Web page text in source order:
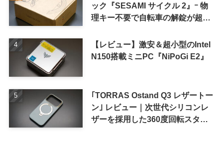
ック『SESAMI サイクル 2』ｰ 物
理キー不要で自転車の解錠が超簡
【レビュー】激安＆超小型のIntel
N150搭載ミニPC『NiPoGi E2』
｢TORRAS Ostand Q3 レザートー
ン｣ レビュー｜次世代シリコンレ
ザーを採用した360度回転スタン